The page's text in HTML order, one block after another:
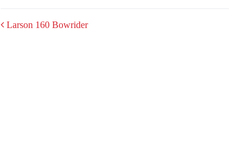
POST
Larson 160 Bowrider